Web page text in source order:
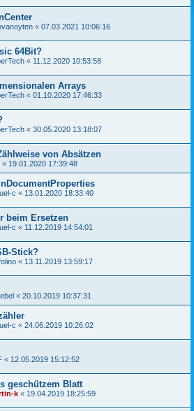
« 07.03.2021 10:06:16
64Bit?
« 11.12.2020 10:53:58
Arrays
« 01.10.2020 17:46:33
« 30.05.2020 13:18:07
von Absätzen
« 19.01.2020 17:39:48
c « 13.01.2020 18:33:40
beim Ersetzen
c « 11.12.2019 14:54:01
Stick?
« 13.11.2019 13:59:17
« 20.10.2019 10:37:31
c « 24.06.2019 10:26:02
« 12.05.2019 15:12:52
geschützem Blatt
k « 19.04.2019 18:25:59